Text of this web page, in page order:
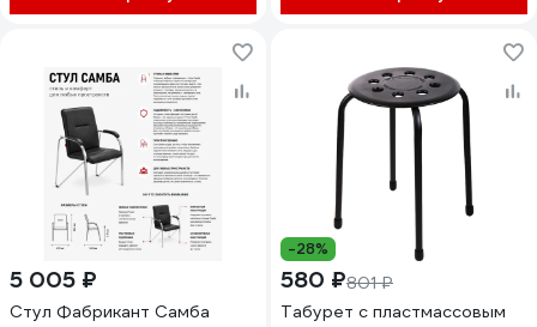
5 005 ₽
Стул Фабрикант Самба
-28%
580 ₽801 ₽
Табурет с пластмассовым